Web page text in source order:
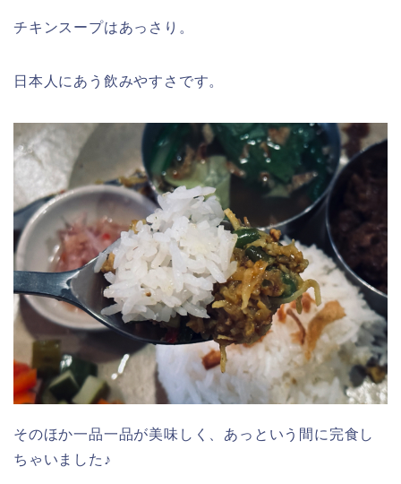
チキンスープはあっさり。
日本人にあう飲みやすさです。
そのほか一品一品が美味しく、あっという間に完食し
ちゃいました♪